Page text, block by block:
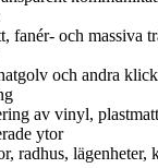
fanér- och massiva
och andra
av vinyl,
ytor
radhus, lägenheter,